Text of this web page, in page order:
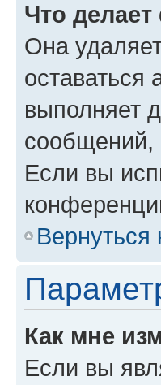
Что
Она
оставаться
выполняет
сообщений,
Если вы
Вернуться
Как мне
Если вы